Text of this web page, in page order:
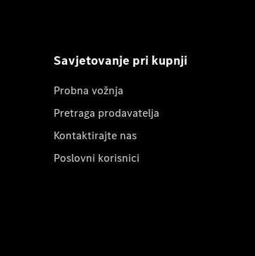
Savjetovanje pri kupnji
Probna vožnja
Pretraga prodavatelja
Kontaktirajte nas
Poslovni korisnici